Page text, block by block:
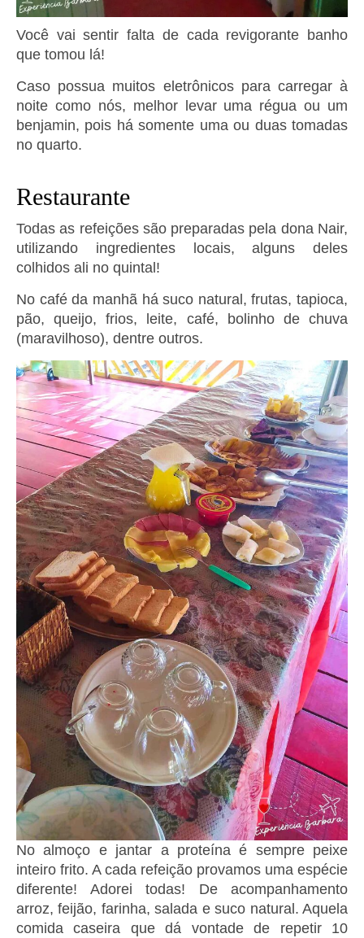
Você vai sentir falta de cada revigorante banho
que tomou lá!
Caso possua muitos eletrônicos para carregar à
noite como nós, melhor levar uma régua ou um
benjamin, pois há somente uma ou duas tomadas
no quarto.
Restaurante
Todas as refeições são preparadas pela dona Nair,
utilizando ingredientes locais, alguns deles
colhidos ali no quintal!
No café da manhã há suco natural, frutas, tapioca,
pão, queijo, frios, leite, café, bolinho de chuva
(maravilhoso), dentre outros.
No almoço e jantar a proteína é sempre peixe
inteiro frito. A cada refeição provamos uma espécie
diferente! Adorei todas! De acompanhamento
arroz, feijão, farinha, salada e suco natural. Aquela
comida caseira que dá vontade de repetir 10